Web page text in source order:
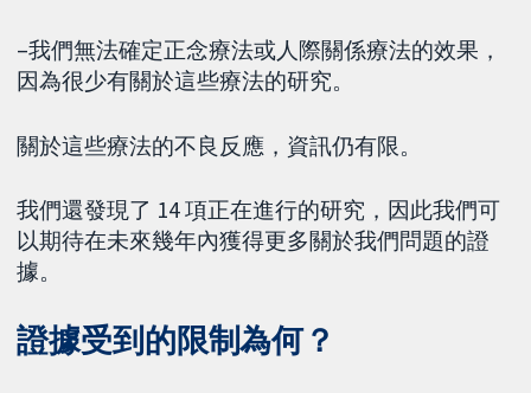
–我們無法確定正念療法或人際關係療法的效果，
因為很少有關於這些療法的研究。
關於這些療法的不良反應，資訊仍有限。
我們還發現了 14 項正在進行的研究，因此我們可
以期待在未來幾年內獲得更多關於我們問題的證
據。
證據受到的限制為何？